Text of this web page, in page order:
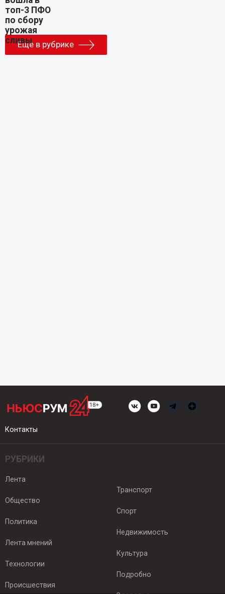
Еще в рубрике
Контакты
РУБРИКИ
Лента
Общество
Политика
Лента мнений
Технологии
Происшествия
Транспорт
Спорт
Недвижимость
Культура
Подробно